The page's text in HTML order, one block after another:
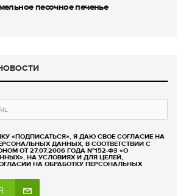
песочное печенье
«ПОДПИСАТЬСЯ», Я ДАЮ СВОЕ СОГЛАСИЕ НА
ДАННЫХ, В СООТВЕТСТВИИ С
ОТ 27.07.2006 ГОДА №152-ФЗ «О
НА УСЛОВИЯХ И ДЛЯ ЦЕЛЕЙ,
НА ОБРАБОТКУ ПЕРСОНАЛЬНЫХ